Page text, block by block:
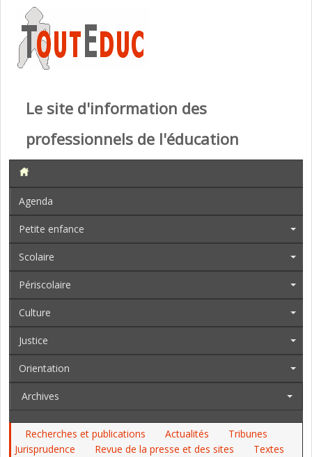
Le site d'information des
professionnels de l'éducation
Agenda
Petite enfance
Scolaire
Périscolaire
Culture
Justice
Orientation
Archives
Recherches et publications Actualités
Tribunes
Jurisprudence
Revue de la presse et des sites
Textes